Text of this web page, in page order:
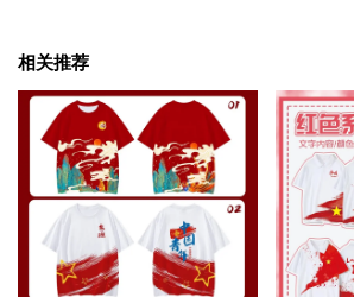
相关推荐